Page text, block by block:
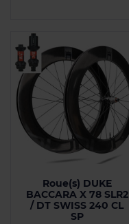
Roue(s) DUKE
BACCARA X 78 SLR2
/ DT SWISS 240 CL
SP